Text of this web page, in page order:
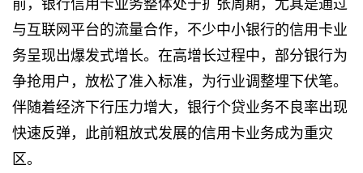
前，银行信用卡业务整体处于扩张周期，尤其是通过
与互联网平台的流量合作，不少中小银行的信用卡业
务呈现出爆发式增长。在高增长过程中，部分银行为
争抢用户，放松了准入标准，为行业调整埋下伏笔。
伴随着经济下行压力增大，银行个贷业务不良率出现
快速反弹，此前粗放式发展的信用卡业务成为重灾
区。